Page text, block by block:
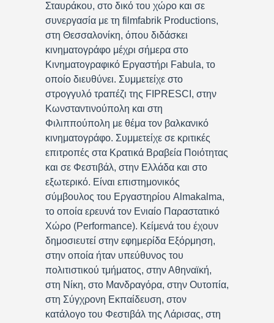
Σταυράκου, στο δικό του χώρο και σε
συνεργασία με τη filmfabrik Productions,
στη Θεσσαλονίκη, όπου διδάσκει
κινηματογράφο μέχρι σήμερα στο
Κινηματογραφικό Εργαστήρι Fabula, το
οποίο διευθύνει. Συμμετείχε στο
στρογγυλό τραπέζι της FIPRESCI, στην
Κωνσταντινούπολη και στη
Φιλιππούπολη με θέμα τον βαλκανικό
κινηματογράφο. Συμμετείχε σε κριτικές
επιτροπές στα Κρατικά Βραβεία Ποιότητας
και σε Φεστιβάλ, στην Ελλάδα και στο
εξωτερικό. Είναι επιστημονικός
σύμβουλος του Εργαστηρίου Almakalma,
το οποία ερευνά τον Ενιαίο Παραστατικό
Χώρο (Performance). Κείμενά του έχουν
δημοσιευτεί στην εφημερίδα Εξόρμηση,
στην οποία ήταν υπεύθυνος του
πολιτιστικού τμήματος, στην Αθηναϊκή,
στη Νίκη, στο Μανδραγόρα, στην Ουτοπία,
στη Σύγχρονη Εκπαίδευση, στον
κατάλογο του Φεστιβάλ της Λάρισας, στη